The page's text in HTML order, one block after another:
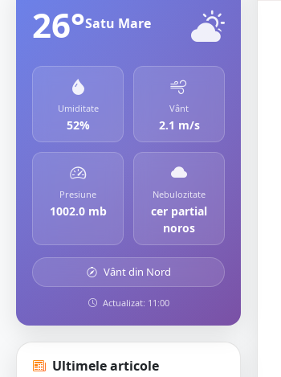
26°Satu Mare
Umiditate
52%
Vânt
2.1 m/s
Presiune
1002.0 mb
Nebulozitate
cer partial
noros
Vânt din Nord
Actualizat: 11:00
Ultimele articole